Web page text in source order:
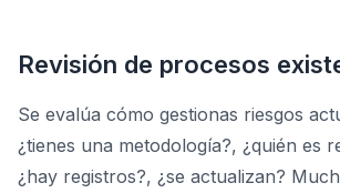
Revisión de procesos
Se evalúa cómo gestionas riesgos
¿tienes una metodología?, ¿quién es
¿hay registros?, ¿se actualizan?